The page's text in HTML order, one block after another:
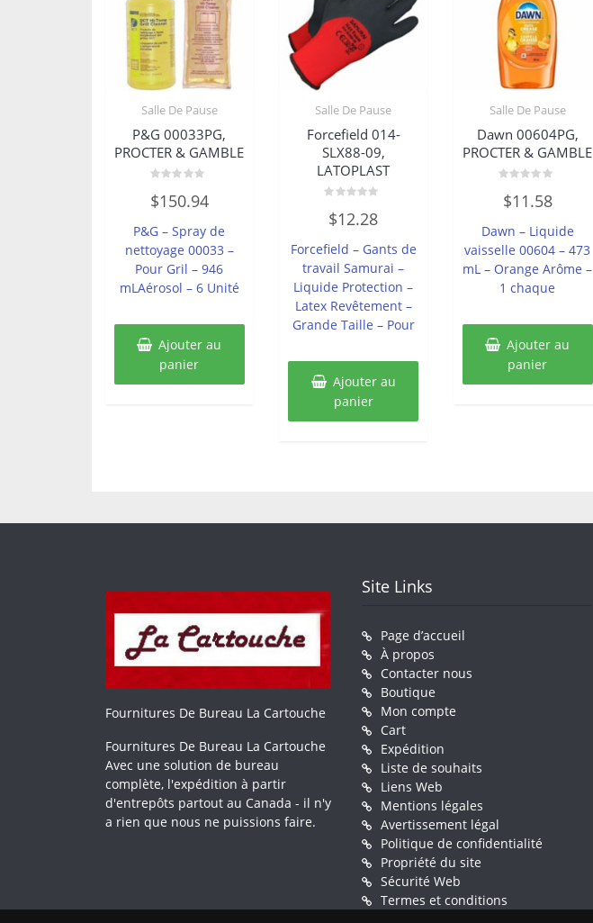
Salle De Pause
P&G 00033PG,
PROCTER & GAMBLE
0
sur
$150.94
P&G – Spray de
nettoyage 00033 –
Pour Gril – 946
mLAérosol – 6 Unité
Ajouter au
panier
Salle De Pause
Forcefield 014-
SLX88-09,
LATOPLAST
0
sur
$12.28
Forcefield – Gants de
travail Samurai –
Liquide Protection –
Latex Revêtement –
Grande Taille – Pour
Ajouter au
panier
Salle De Pause
Dawn 00604PG,
PROCTER & GAMBLE
0
sur
$11.58
Dawn – Liquide
vaisselle 00604 – 473
mL – Orange Arôme –
1 chaque
Ajouter au
panier
Fournitures De Bureau La Cartouche
Fournitures De Bureau La Cartouche
Avec une solution de bureau
complète, l'expédition à partir
d'entrepôts partout au Canada - il n'y
a rien que nous ne puissions faire.
Site Links
Page d’accueil
À propos
Contacter nous
Boutique
Mon compte
Cart
Expédition
Liste de souhaits
Liens Web
Mentions légales
Avertissement légal
Politique de confidentialité
Propriété du site
Sécurité Web
Termes et conditions